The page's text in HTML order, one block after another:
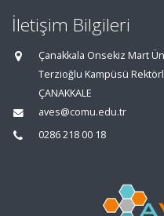
İletişim Bilgileri
Çanakkala Onsekiz Mart
Terzioğlu Kampüsü
ÇANAKKALE
aves@comu.edu.tr
0286 218 00 18